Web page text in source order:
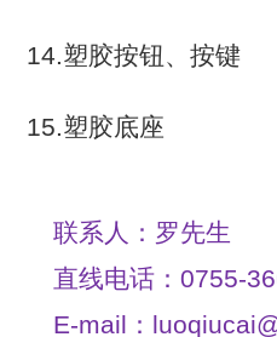
14.塑胶按钮、按键
15.塑胶底座
联系人： 罗先生
直线电话： 0755-
E-mail：